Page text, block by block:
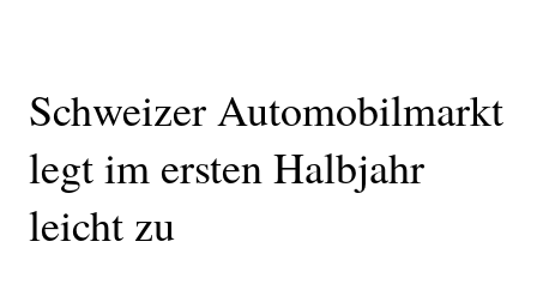
Schweizer Automobilmarkt
legt im ersten Halbjahr
leicht zu